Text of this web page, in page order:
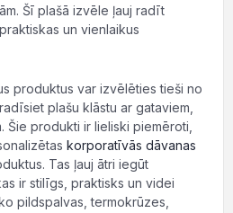
Šī plašā izvēle ļauj radīt
un vienlaikus
produktus var izvēlēties tieši no
plašu klāstu ar gataviem,
Šie produkti ir lieliski piemēroti,
korporatīvās dāvanas
Tas ļauj ātri iegūt
ir stilīgs, praktisks un videi
pildspalvas, termokrūzes,